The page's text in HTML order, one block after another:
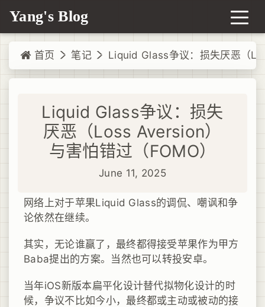
Yang's Blog
首页 笔记 Liquid Glass争议：损失厌恶（
Liquid Glass争议：损失
厌恶（Loss Aversion）
与害怕错过（FOMO）
June 11, 2025
网络上对于苹果Liquid Glass的调侃、嘲讽和争
论依然在继续。
其实，无论谁赢了，最终都得接受苹果作为甲方
Baba提出的方案。当然也可以转投安卓。
当年iOS新版本扁平化设计替代拟物化设计的时
候，争议不比如今小，最终都或主动或被动的接